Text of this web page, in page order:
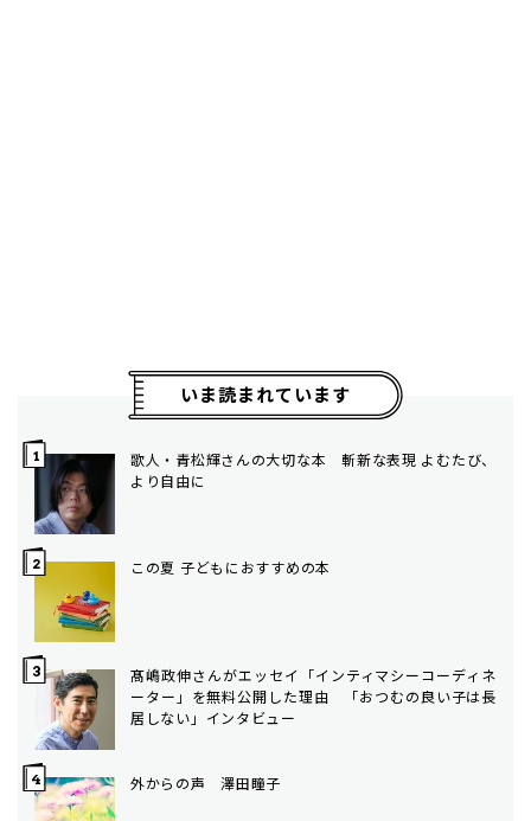
いま読まれています
歌人・青松輝さんの大切な本 斬新な表現 よむたび、
より自由に
この夏 子どもにおすすめの本
髙嶋政伸さんがエッセイ「インティマシーコーディネ
ーター」を無料公開した理由 「おつむの良い子は長
居しない」インタビュー
外からの声 澤田瞳子